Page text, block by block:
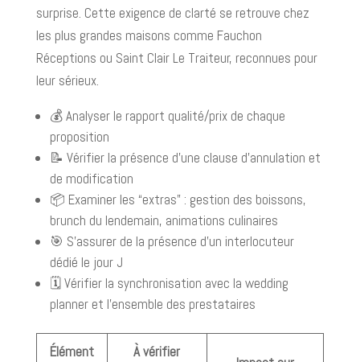
surprise. Cette exigence de clarté se retrouve chez
les plus grandes maisons comme Fauchon
Réceptions ou Saint Clair Le Traiteur, reconnues pour
leur sérieux.
💰 Analyser le rapport qualité/prix de chaque
proposition
📝 Vérifier la présence d’une clause d’annulation et
de modification
📦 Examiner les “extras” : gestion des boissons,
brunch du lendemain, animations culinaires
🎯 S’assurer de la présence d’un interlocuteur
dédié le jour J
🗓 Vérifier la synchronisation avec la wedding
planner et l’ensemble des prestataires
Élément
À vérifier